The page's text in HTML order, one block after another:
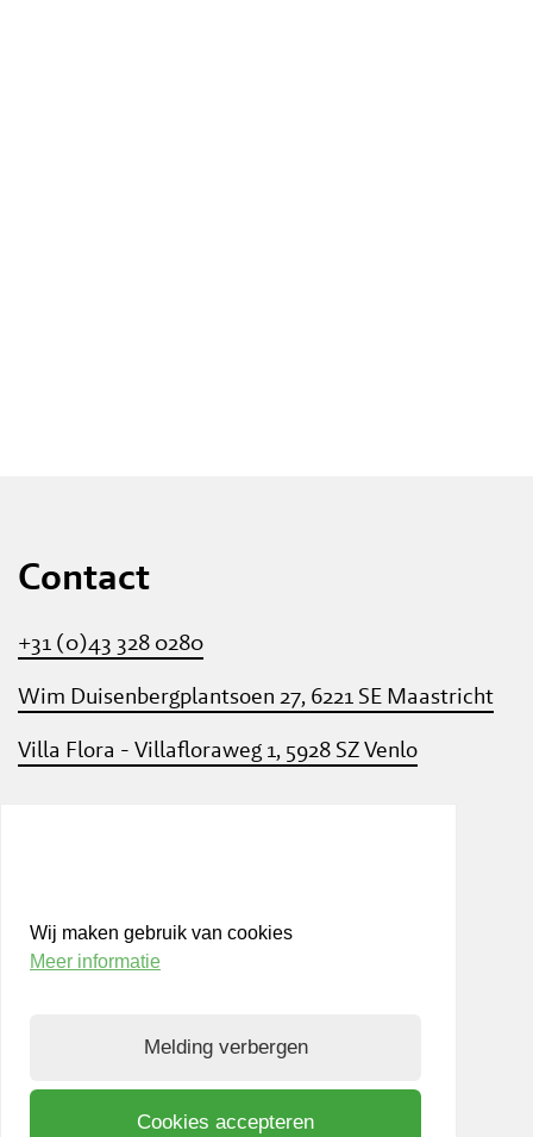
Wij maken gebruik van cookies
Meer informatie
Melding verbergen
Cookies accepteren
Contact
+31 (0)43 328 0280
Wim Duisenbergplantsoen 27, 6221 SE Maastricht
Villa Flora - Villafloraweg 1, 5928 SZ Venlo
KvK: 14604604